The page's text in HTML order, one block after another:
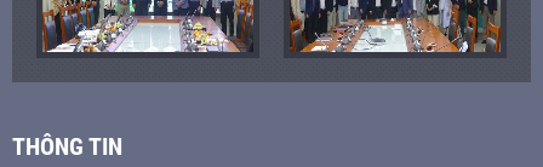
THÔNG TIN